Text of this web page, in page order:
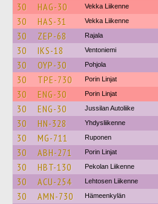
30 HAG-30 Vekka Liikenne
30 HAS-31 Vekka Liikenne
30 ZEP-68 Rajala
30 IKS-18 Ventoniemi
30 OYP-30 Pohjola
30 TPE-730 Porin Linjat
30 ENG-30 Porin Linjat
30 ENG-30 Jussilan Autoliike
30 HN-328 Yhdysliikenne
30 MG-711 Ruponen
30 ABH-271 Porin Linjat
30 HBT-130 Pekolan Liikenne
30 ACU-254 Lehtosen Liikenne
30 AMN-730 Hämeenkylän